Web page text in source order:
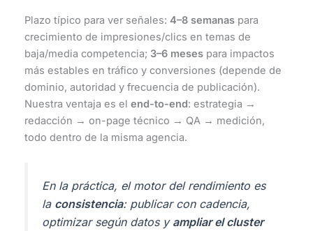
Plazo típico para ver señales: 4–8 semanaspara
crecimiento de impresiones/clics en temas de
baja/media competencia; 3–6 mesespara impactos
más estables en tráfico y conversiones (depende de
dominio, autoridad y frecuencia de publicación).
Nuestra ventaja es el end-to-end: estrategia →
redacción → on-page técnico → QA → medición,
todo dentro de la misma agencia.
En la práctica, el motor del rendimiento es
la consistencia: publicar con cadencia,
optimizar según datos y ampliar el cluster